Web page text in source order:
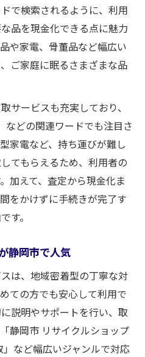
で検索されるように、利用
品を現金化できる点に魅力
や家電、骨董品など幅広い
ご家庭に眠るさまざまな品
サービスも充実しており、
などの関連ワードでも注目さ
家電など、持ち運びが難し
てもらえるため、利用者の
加えて、査定から現金化ま
をかけずに手続きが完了す
す。
静岡市で人気
は、地域密着型の丁寧な対
ての方でも安心して利用で
説明やサポートを行い、取
静岡市 リサイクルショップ
など幅広いジャンルで対応